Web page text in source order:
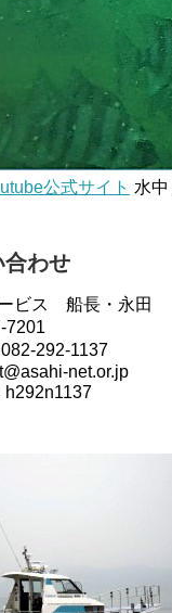
公式サイト 水
合わせ
ビス 船長・永田
292-1137
net.or.jp
h292n1137